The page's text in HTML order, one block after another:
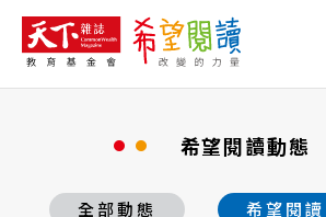
Jump to Navigation
Jump to Main content
希望閱讀動態
全部動態
希望閱讀